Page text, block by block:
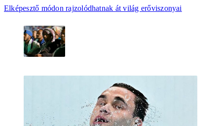
Elképesztő módon rajzolódhatnak át világ erőviszonyai